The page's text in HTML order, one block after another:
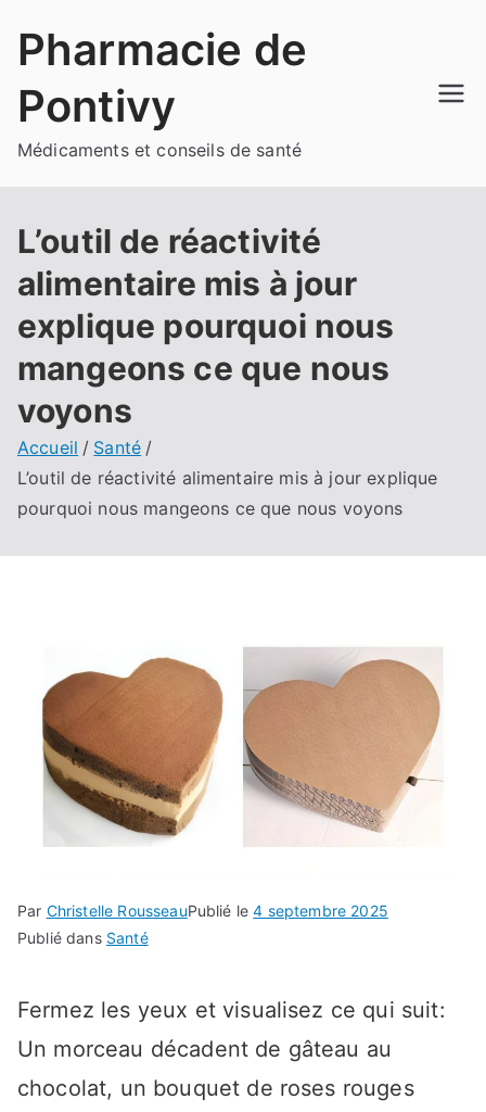
Pharmacie de
Pontivy
Médicaments et conseils de santé
L’outil de réactivité
alimentaire mis à jour
explique pourquoi nous
mangeons ce que nous
voyons
Accueil
Santé
L’outil de réactivité alimentaire mis à jour explique
pourquoi nous mangeons ce que nous voyons
Par Christelle RousseauPublié le4 septembre 2025
Publié dans Santé
Fermez les yeux et visualisez ce qui suit:
Un morceau décadent de gâteau au
chocolat, un bouquet de roses rouges